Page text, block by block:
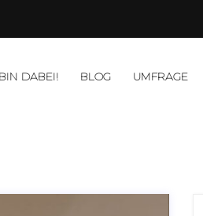
DABEI! BLOG UMFRAGE